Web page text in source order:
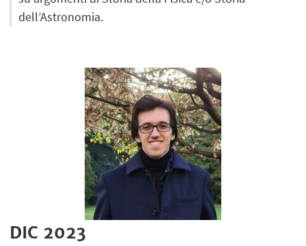
dell’Astronomia.
DIC 2023